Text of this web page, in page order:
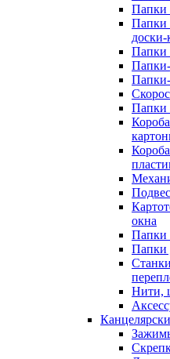
Папки
Папки
Папки
Папки
окна
Папки
Папки
Нити,